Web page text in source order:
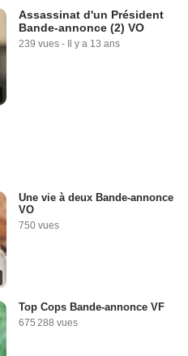
Assassinat d'un Président
Bande-annonce (2) VO
239 vues - Il y a 13 ans
Une vie à deux Bande-annonce
VO
750 vues
Top Cops Bande-annonce VF
675 288 vues